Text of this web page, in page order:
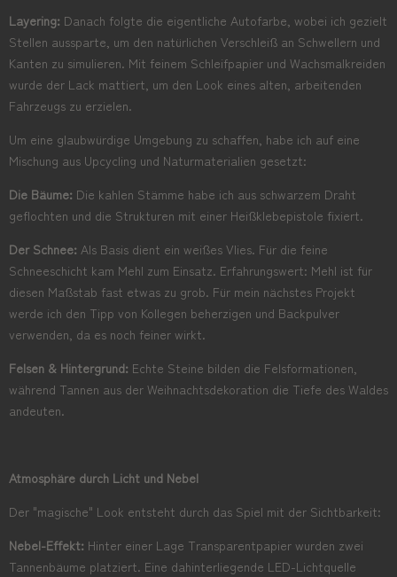
Layering: Danach folgte die eigentliche Autofarbe, wobei ich gezielt
Stellen aussparte, um den natürlichen Verschleiß an Schwellern und
Kanten zu simulieren. Mit feinem Schleifpapier und Wachsmalkreiden
wurde der Lack mattiert, um den Look eines alten, arbeitenden
Fahrzeugs zu erzielen.
Um eine glaubwürdige Umgebung zu schaffen, habe ich auf eine
Mischung aus Upcycling und Naturmaterialien gesetzt:
Die Bäume: Die kahlen Stämme habe ich aus schwarzem Draht
geflochten und die Strukturen mit einer Heißklebepistole fixiert.
Der Schnee: Als Basis dient ein weißes Vlies. Für die feine
Schneeschicht kam Mehl zum Einsatz. Erfahrungswert: Mehl ist für
diesen Maßstab fast etwas zu grob. Für mein nächstes Projekt
werde ich den Tipp von Kollegen beherzigen und Backpulver
verwenden, da es noch feiner wirkt.
Felsen & Hintergrund: Echte Steine bilden die Felsformationen,
während Tannen aus der Weihnachtsdekoration die Tiefe des Waldes
andeuten.
Atmosphäre durch Licht und Nebel
Der "magische" Look entsteht durch das Spiel mit der Sichtbarkeit:
Nebel-Effekt: Hinter einer Lage Transparentpapier wurden zwei
Tannenbäume platziert. Eine dahinterliegende LED-Lichtquelle